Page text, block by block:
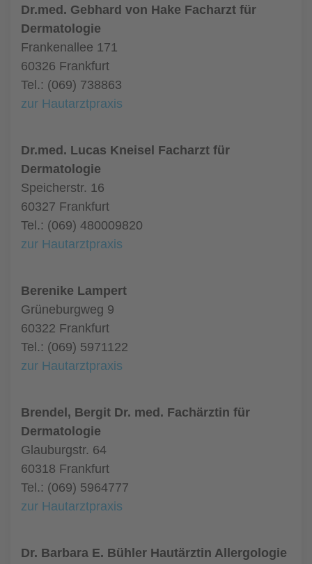
Dr.med. Gebhard von Hake Facharzt für
Dermatologie
Frankenallee 171
60326 Frankfurt
Tel.: (069) 738863
zur Hautarztpraxis
Dr.med. Lucas Kneisel Facharzt für
Dermatologie
Speicherstr. 16
60327 Frankfurt
Tel.: (069) 480009820
zur Hautarztpraxis
Berenike Lampert
Grüneburgweg 9
60322 Frankfurt
Tel.: (069) 5971122
zur Hautarztpraxis
Brendel, Bergit Dr. med. Fachärztin für
Dermatologie
Glauburgstr. 64
60318 Frankfurt
Tel.: (069) 5964777
zur Hautarztpraxis
Dr. Barbara E. Bühler Hautärztin Allergologie